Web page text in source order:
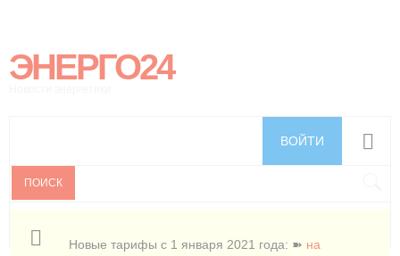
ЭНЕРГО24
ВОЙТИ
Новые тарифы с 1 января 2021 года: ➽ на
ПОИСК